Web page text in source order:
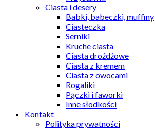
Ciasta i desery
Babki, babeczki, muffiny
Ciasteczka
Serniki
Kruche ciasta
Ciasta drożdżowe
Ciasta z kremem
Ciasta z owocami
Rogaliki
Pączki i faworki
Inne słodkości
Kontakt
Polityka prywatności